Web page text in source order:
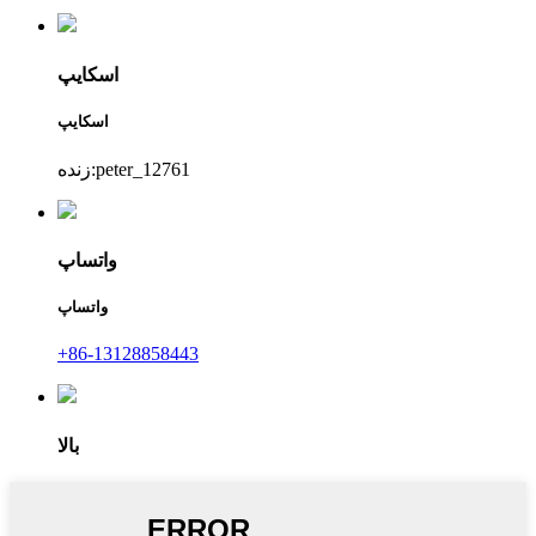
اسکایپ
اسکایپ
زنده:peter_12761
واتساپ
واتساپ
+86-13128858443
بالا